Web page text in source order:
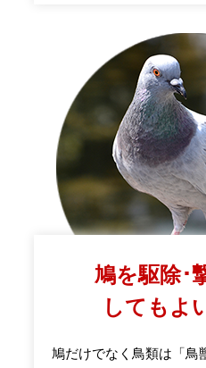
鳩を駆除･
してもよ
鳩だけでなく鳥類は「鳥